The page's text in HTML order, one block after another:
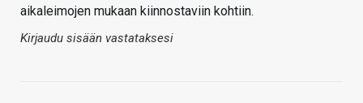
aikaleimojen mukaan kiinnostaviin kohtiin.
Kirjaudu sisään vastataksesi